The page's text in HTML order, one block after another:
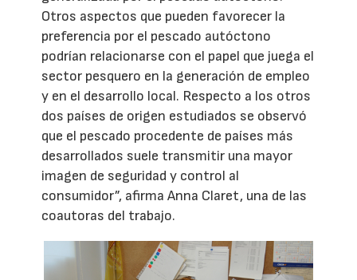
Otros aspectos que pueden favorecer la
preferencia por el pescado autóctono
podrían relacionarse con el papel que juega el
sector pesquero en la generación de empleo
y en el desarrollo local. Respecto a los otros
dos países de origen estudiados se observó
que el pescado procedente de países más
desarrollados suele transmitir una mayor
imagen de seguridad y control al
consumidor”, afirma Anna Claret, una de las
coautoras del trabajo.